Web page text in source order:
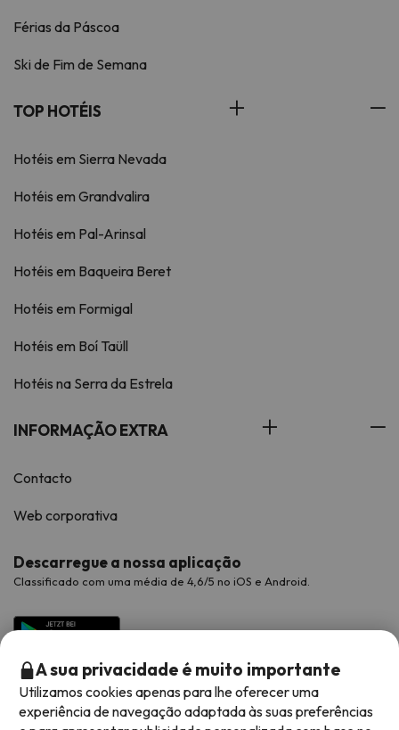
Férias da Páscoa
Ski de Fim de Semana
TOP HOTÉIS
Hotéis em Sierra Nevada
Hotéis em Grandvalira
Hotéis em Pal-Arinsal
Hotéis em Baqueira Beret
Hotéis em Formigal
Hotéis em Boí Taüll
Hotéis na Serra da Estrela
INFORMAÇÃO EXTRA
Contacto
Web corporativa
Descarregue a nossa aplicação
Classificado com uma média de 4,6/5 no iOS e Android.
A sua privacidade é muito importante
Utilizamos cookies apenas para lhe oferecer uma
experiência de navegação adaptada às suas preferências